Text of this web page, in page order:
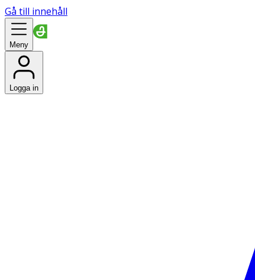
Gå till innehåll
Meny
Logga in